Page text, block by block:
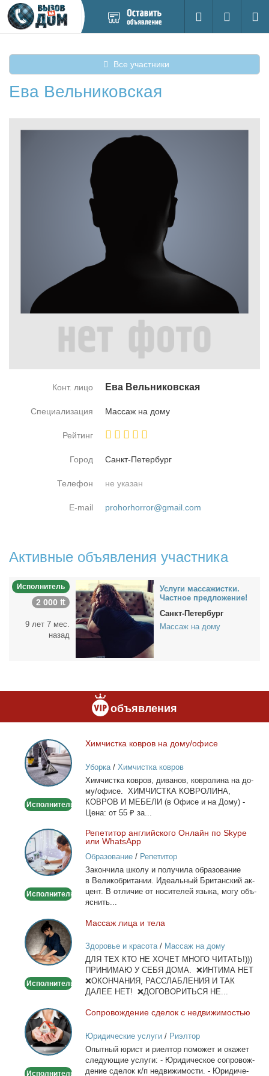
новое
Поиск
Вход на
Все участники
Ева Вельниковская
Конт. лицо Ева Вель­ни­ков­ская
Специализация Мас­саж на до­му
Рейтинг
Город Санкт-Пе­тер­бург
Телефон не указан
E-mail prohorhorror@gmail.com
Активные объявления участника
Исполнитель
2 000 ₶
9 лет 7 мес.
назад
Услу­ги мас­са­жист­ки.
Част­ное пред­ло­же­ние!
Санкт-Петербург
Массаж на дому
объявления
Химчистка
ковров
на
дому/
Исполнитель
Хим­чист­ка ков­ров на до­му/офи­се
Уборка/ Химчистка ковров
Хим­чист­ка ков­ров, ди­ва­нов, ков­ро­ли­на на до­
му/офи­се. ХИМЧИСТКА КОВРОЛИНА,
КОВРОВ И МЕБЕЛИ (в Офи­се и на До­му) -
Це­на: от 55 ₽ за...
Репетитор
английского
Онлайн
по
или
Исполнитель
Ре­пе­ти­тор ан­глий­ско­го Он­лайн по Skype
или WhatsApp
Образование/ Репетитор
За­кон­чи­ла шко­лу и по­лу­чи­ла об­ра­зо­ва­ние
в Ве­ли­ко­бри­та­нии. Иде­аль­ный Бри­тан­ский ак­
цент. В от­ли­чие от но­си­те­лей язы­ка, мо­гу объ­
яс­нить...
Массаж
лица
и
тела
Исполнитель
Мас­саж ли­ца и те­ла
Здоровье и красота/ Массаж на дому
ДЛЯ ТЕХ КТО НЕ ХОЧЕТ МНОГО ЧИТАТЬ!)))
ПРИНИМАЮ У СЕБЯ ДОМА. ❌ИНТИМА НЕТ
❌ОКОНЧАНИЯ, РАССЛАБЛЕНИЯ И ТАК
ДАЛЕЕ НЕТ! ❌ДОГОВОРИТЬСЯ НЕ...
Сопровождение
сделок
с
недвижимостью
Исполнитель
Со­про­вож­де­ние сде­лок с недви­жи­мо­стью
Юридические услуги/ Риэлтор
Опыт­ный юрист и ри­ел­тор по­мо­жет и ока­жет
сле­ду­ю­щие услу­ги: - Юри­ди­че­ское со­про­вож­
де­ние сде­лок к/п недви­жи­мо­сти. - Юри­ди­че­